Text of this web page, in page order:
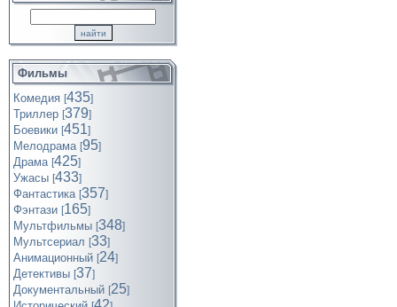
Фильмы
Комедия [435]
Триллер [379]
Боевики [451]
Мелодрама [95]
Драма [425]
Ужасы [433]
Фантастика [357]
Фэнтази [165]
Мультфильмы [348]
Мультсериал [33]
Анимационный [24]
Детективы [37]
Документальный [25]